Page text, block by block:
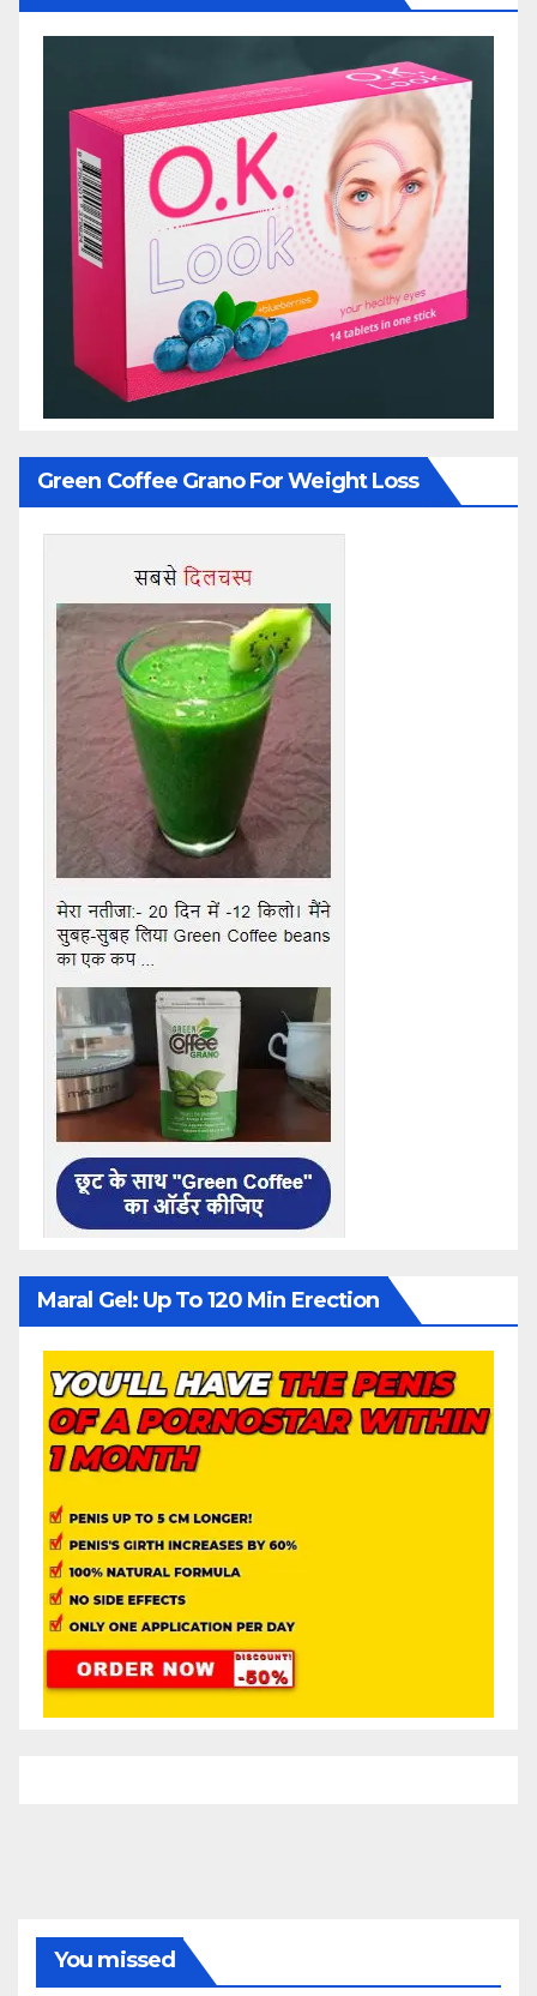
Green Coffee Grano For Weight Loss
Maral Gel: Up To 120 Min Erection
You missed